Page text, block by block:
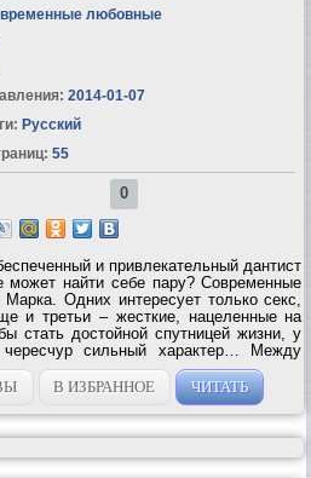
любовные
2014-01-07
Русский
55
0
и привлекательный дантист
может найти себе пару? Современные
Одних интересует только секс,
и третьи – жесткие, нацеленные на
стать достойной спутницей жизни, у
сильный характер… Между
симпатичная блондинка с серыми
В ИЗБРАННОЕ ЧИТАТЬ